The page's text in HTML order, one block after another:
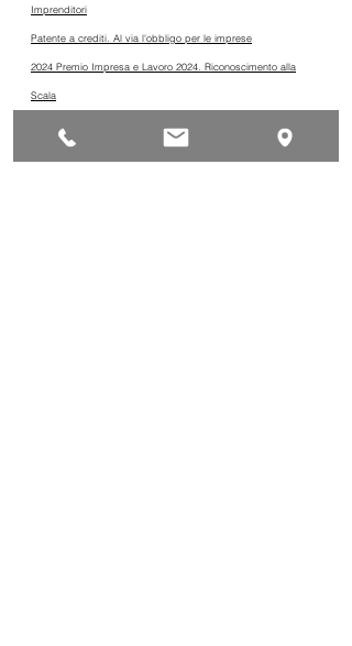
Imprenditori
Patente a crediti. Al via l'obbligo per le imprese
2024 Premio Impresa e Lavoro 2024. Riconoscimento alla
Scala